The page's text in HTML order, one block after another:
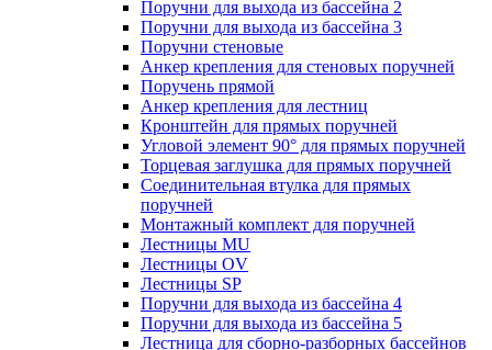
Поручни для выхода из бассейна 2
Поручни для выхода из бассейна 3
Поручни стеновые
Анкер крепления для стеновых поручней
Поручень прямой
Анкер крепления для лестниц
Кронштейн для прямых поручней
Угловой элемент 90° для прямых поручней
Торцевая заглушка для прямых поручней
Соединительная втулка для прямых
поручней
Монтажный комплект для поручней
Лестницы MU
Лестницы OV
Лестницы SP
Поручни для выхода из бассейна 4
Поручни для выхода из бассейна 5
Лестница для сборно-разборных бассейнов